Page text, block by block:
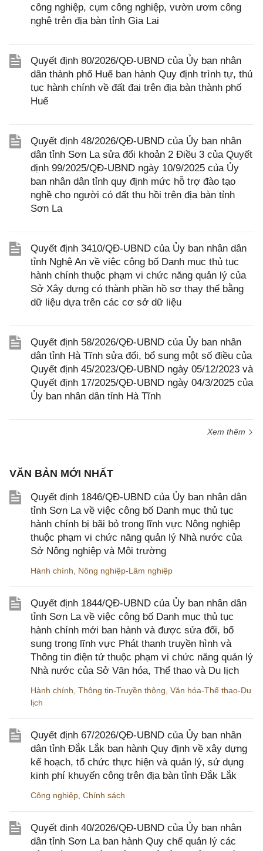
công nghiệp, cụm công nghiệp, vườn ươm công
nghệ trên địa bàn tỉnh Gia Lai
Quyết định 80/2026/QĐ-UBND của Ủy ban nhân
dân thành phố Huế ban hành Quy định trình tự, thủ
tục hành chính về đất đai trên địa bàn thành phố
Huế
Quyết định 48/2026/QĐ-UBND của Ủy ban nhân
dân tỉnh Sơn La sửa đổi khoản 2 Điều 3 của Quyết
định 99/2025/QĐ-UBND ngày 10/9/2025 của Ủy
ban nhân dân tỉnh quy định mức hỗ trợ đào tạo
nghề cho người có đất thu hồi trên địa bàn tỉnh
Sơn La
Quyết định 3410/QĐ-UBND của Ủy ban nhân dân
tỉnh Nghệ An về việc công bố Danh mục thủ tục
hành chính thuộc phạm vi chức năng quản lý của
Sở Xây dựng có thành phần hồ sơ thay thế bằng
dữ liệu dựa trên các cơ sở dữ liệu
Quyết định 58/2026/QĐ-UBND của Ủy ban nhân
dân tỉnh Hà Tĩnh sửa đổi, bổ sung một số điều của
Quyết định 45/2023/QĐ-UBND ngày 05/12/2023 và
Quyết định 17/2025/QĐ-UBND ngày 04/3/2025 của
Ủy ban nhân dân tỉnh Hà Tĩnh
Xem thêm
VĂN BẢN MỚI NHẤT
Quyết định 1846/QĐ-UBND của Ủy ban nhân dân
tỉnh Sơn La về việc công bố Danh mục thủ tục
hành chính bị bãi bỏ trong lĩnh vực Nông nghiệp
thuộc phạm vi chức năng quản lý Nhà nước của
Sở Nông nghiệp và Môi trường
Hành chính Nông nghiệp-Lâm nghiệp
Quyết định 1844/QĐ-UBND của Ủy ban nhân dân
tỉnh Sơn La về việc công bố Danh mục thủ tục
hành chính mới ban hành và được sửa đổi, bổ
sung trong lĩnh vực Phát thanh truyền hình và
Thông tin điện tử thuộc phạm vi chức năng quản lý
Nhà nước của Sở Văn hóa, Thể thao và Du lịch
Hành chính Thông tin-Truyền thông Văn hóa-Thể thao-Du
lịch
Quyết định 67/2026/QĐ-UBND của Ủy ban nhân
dân tỉnh Đắk Lắk ban hành Quy định về xây dựng
kế hoạch, tổ chức thực hiện và quản lý, sử dụng
kinh phí khuyến công trên địa bàn tỉnh Đắk Lắk
Công nghiệp Chính sách
Quyết định 40/2026/QĐ-UBND của Ủy ban nhân
dân tỉnh Sơn La ban hành Quy chế quản lý các